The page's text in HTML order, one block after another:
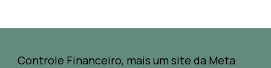
Controle Financeiro, mais um site da Meta